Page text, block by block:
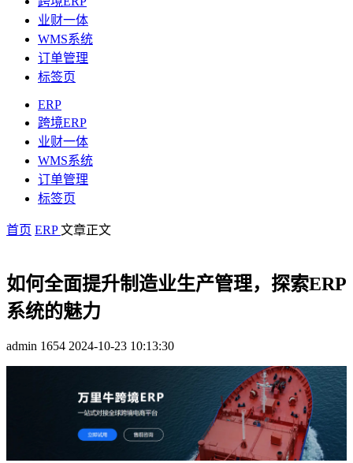
业财一体
WMS系统
订单管理
标签页
ERP
跨境ERP
业财一体
WMS系统
订单管理
标签页
首页 ERP文章正文
如何全面提升制造业生产管理，探索ERP
系统的魅力
admin 1654 2024-10-23 10:13:30